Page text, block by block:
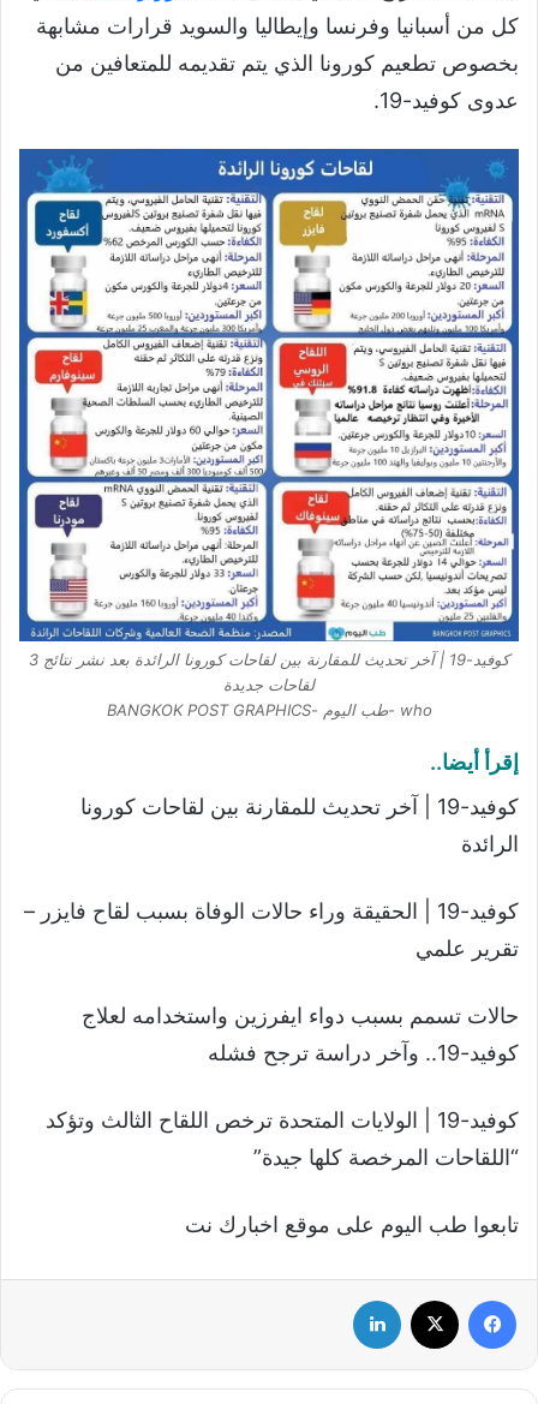
كل من أسبانيا وفرنسا وإيطاليا والسويد قرارات مشابهة
بخصوص تطعيم كورونا الذي يتم تقديمه للمتعافين من
عدوى كوفيد-19.
كوفيد-19 | آخر تحديث للمقارنة بين لقاحات كورونا الرائدة بعد نشر نتائج 3
لقاحات جديدة
who -طب اليوم -BANGKOK POST GRAPHICS
إقرأ أيضا..
كوفيد-19 | آخر تحديث للمقارنة بين لقاحات كورونا
الرائدة
كوفيد-19 | الحقيقة وراء حالات الوفاة بسبب لقاح فايزر –
تقرير علمي
حالات تسمم بسبب دواء ايفرزين واستخدامه لعلاج
كوفيد-19.. وآخر دراسة ترجح فشله
كوفيد-19 | الولايات المتحدة ترخص اللقاح الثالث وتؤكد
“اللقاحات المرخصة كلها جيدة”
تابعوا طب اليوم على موقع اخبارك نت